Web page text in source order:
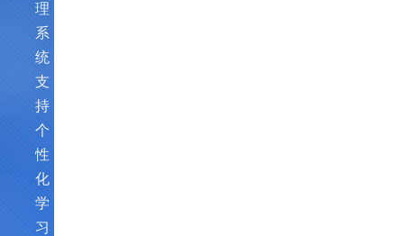
理
系
统，
支
持
个
性
化
学
习